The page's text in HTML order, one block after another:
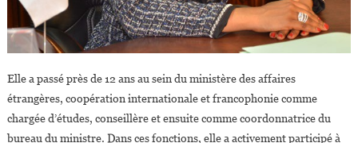
Elle a passé près de 12 ans au sein du ministère des affaires
étrangères, coopération internationale et francophonie comme
chargée d’études, conseillère et ensuite comme coordonnatrice du
bureau du ministre. Dans ces fonctions, elle a activement participé à